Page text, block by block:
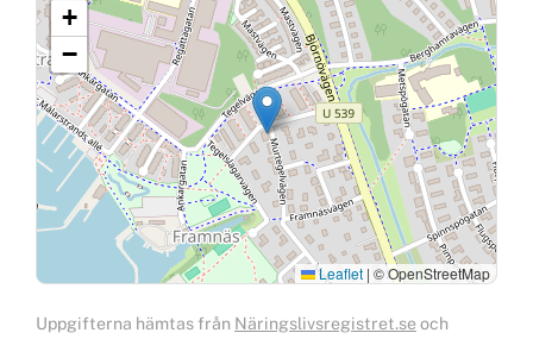
+
−
Leaflet | © OpenStreetMap
Uppgifterna hämtas från Näringslivsregistret.se och